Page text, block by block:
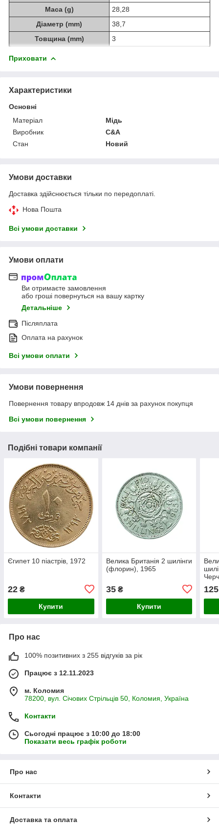
Маса (g)
28,28
Діаметр (mm)
38,7
Товщина (mm)
3
Приховати
Характеристики
Основні
Матеріал
Мідь
Виробник
C&A
Стан
Новий
Умови доставки
Доставка здійснюється тільки по передоплаті.
Нова Пошта
Всі умови доставки
Умови оплати
Ви отримаєте замовлення
або гроші повернуться на вашу картку
Детальніше
Післяплата
Оплата на рахунок
Всі умови оплати
Умови повернення
Повернення товару впродовж 14 днів за рахунок покупця
Всі умови повернення
Подібні товари компанії
Єгипет 10 піастрів, 1972
22 ₴
Купити
Велика Британія 2 шилінги
(флорин), 1965
35₴
Купити
125
Про нас
100% позитивних з 255 відгуків за рік
Працює з 12.11.2023
м. Коломия
78200, вул. Січових Стрільців 50, Коломия, Україна
Контакти
Сьогодні працює з 10:00 до 18:00
Показати весь графік роботи
Про нас
Контакти
Доставка та оплата